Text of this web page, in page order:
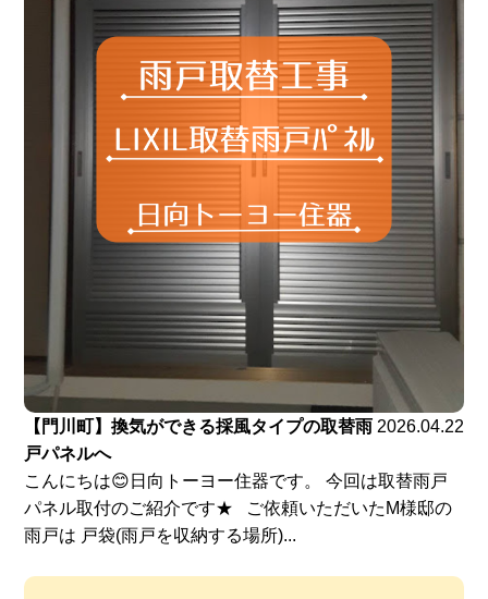
【門川町】換気ができる採風タイプの取替雨
戸パネルへ
2026.04.22
こんにちは😊日向トーヨー住器です。 今回は取替雨戸
パネル取付のご紹介です★ ご依頼いただいたM様邸の
雨戸は 戸袋(雨戸を収納する場所)...